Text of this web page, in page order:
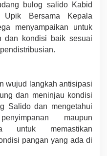
bulog salido Kabid
Bersama Kepala
menyampaikan untuk
dan kondisi baik sesuai
wujud langkah antisipasi
dan meninjau kondisi
Salido dan mengetahui
maupun
untuk memastikan
pangan yang ada di